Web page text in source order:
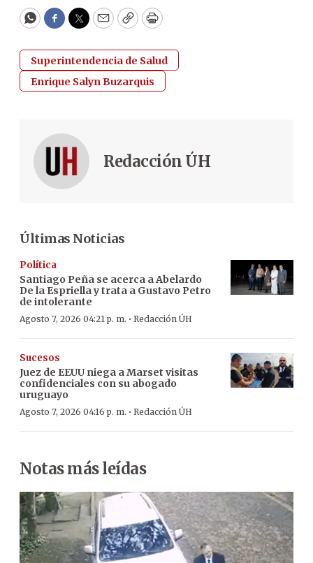
WhatsApp
Facebook
Twitter
EmailCopyPrint
Superintendencia de Salud
Enrique Salyn Buzarquis
Redacción ÚH
Últimas Noticias
Política
Santiago Peña se acerca a Abelardo
De la Espriella y trata a Gustavo Petro
de intolerante
Agosto 7, 2026 04:21 p. m. · Redacción ÚH
Sucesos
Juez de EEUU niega a Marset visitas
confidenciales con su abogado
uruguayo
Agosto 7, 2026 04:16 p. m. · Redacción ÚH
Notas más leídas